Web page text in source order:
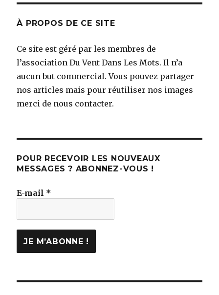
À PROPOS DE CE SITE
Ce site est géré par les membres de
l’association Du Vent Dans Les Mots. Il n’a
aucun but commercial. Vous pouvez partager
nos articles mais pour réutiliser nos images
merci de nous contacter.
POUR RECEVOIR LES NOUVEAUX
MESSAGES ? ABONNEZ-VOUS !
E-mail *